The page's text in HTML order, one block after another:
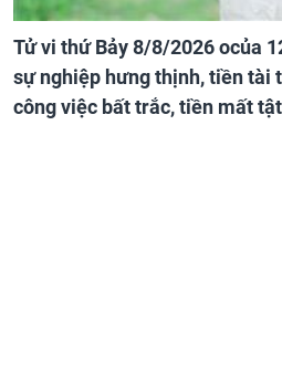
Tử vi thứ Bảy 8/8/2026 ocủa
sự nghiệp hưng thịnh, tiền tài
công việc bất trắc, tiền mất